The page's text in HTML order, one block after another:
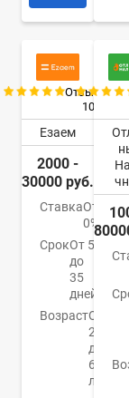
Отзывы:
10
Езаем
2000 -
30000 руб.
СтавкаОт
0%
СрокОт 5
до
35
дней
ВозрастОт
20
до
65
лет